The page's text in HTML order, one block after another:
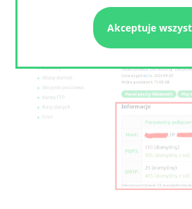
Akceptuje